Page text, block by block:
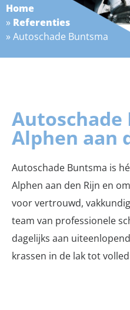
Home
» Referenties
»Autoschade Buntsma
Autoschade
Alphen aan
Autoschade Buntsma is
Alphen aan den Rijn en
voor vertrouwd,
team van professionele
dagelijks aan
krassen in de lak tot